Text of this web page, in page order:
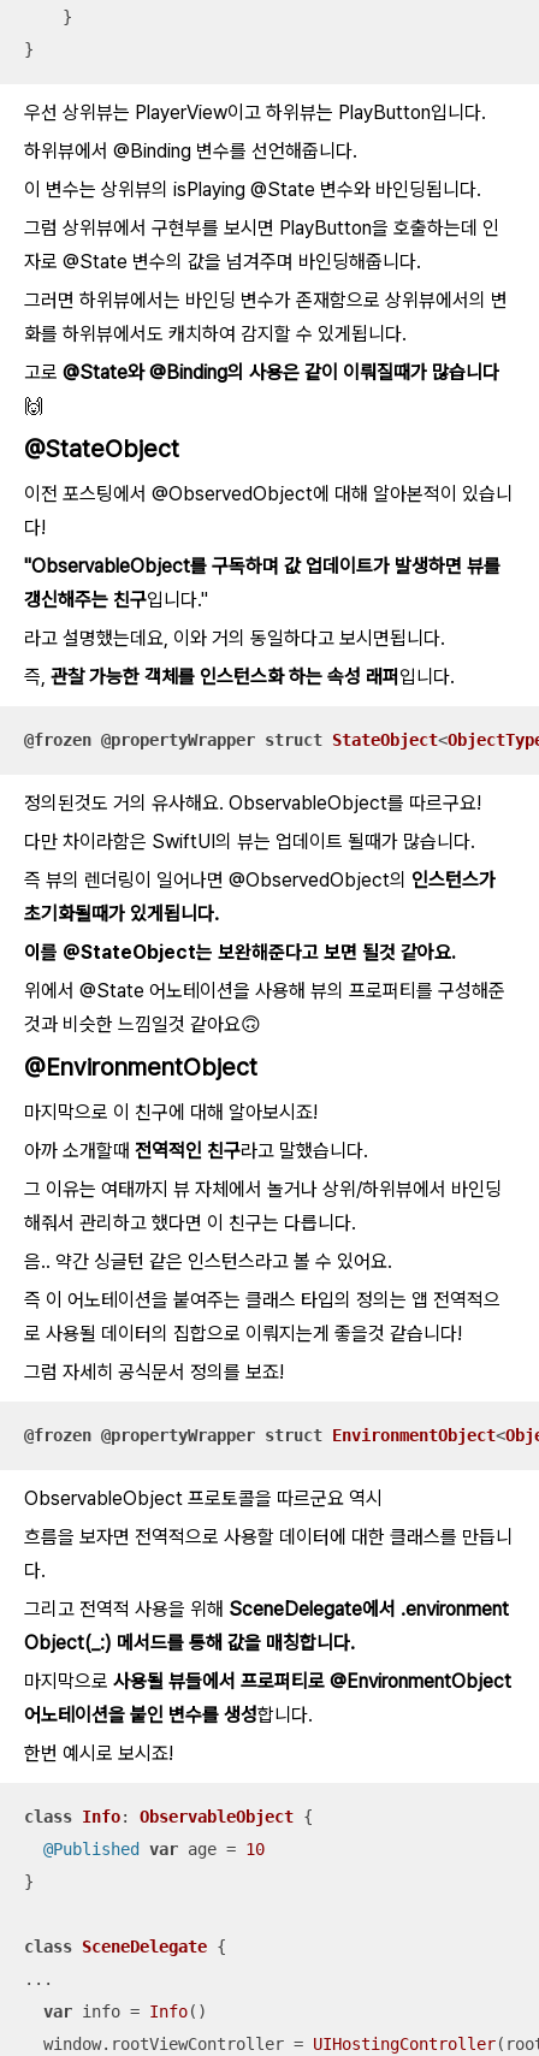
    }
}
우선 상위뷰는 PlayerView이고 하위뷰는 PlayButton입니다.
하위뷰에서 @Binding 변수를 선언해줍니다.
이 변수는 상위뷰의 isPlaying @State 변수와 바인딩됩니다.
그럼 상위뷰에서 구현부를 보시면 PlayButton을 호출하는데 인
자로 @State 변수의 값을 넘겨주며 바인딩해줍니다.
그러면 하위뷰에서는 바인딩 변수가 존재함으로 상위뷰에서의 변
화를 하위뷰에서도 캐치하여 감지할 수 있게됩니다.
고로 @State와 @Binding의 사용은 같이 이뤄질때가 많습니다
🙌
@StateObject
이전 포스팅에서 @ObservedObject에 대해 알아본적이 있습니
다!
"ObservableObject를 구독하며 값 업데이트가 발생하면 뷰를
갱신해주는 친구입니다."
라고 설명했는데요, 이와 거의 동일하다고 보시면됩니다.
즉, 관찰 가능한 객체를 인스턴스화 하는 속성 래퍼 입니다.
@frozen @propertyWrapper struct StateObject<
정의된것도 거의 유사해요. ObservableObject를 따르구요!
다만 차이라함은 SwiftUI의 뷰는 업데이트 될때가 많습니다.
즉 뷰의 렌더링이 일어나면 @ObservedObject의 인스턴스가
초기화될때가 있게됩니다.
이를 @StateObject는 보완해준다고 보면 될것 같아요.
위에서 @State 어노테이션을 사용해 뷰의 프로퍼티를 구성해준
것과 비슷한 느낌일것 같아요🙃
@EnvironmentObject
마지막으로 이 친구에 대해 알아보시죠!
아까 소개할때 전역적인 친구라고 말했습니다.
그 이유는 여태까지 뷰 자체에서 놀거나 상위/하위뷰에서 바인딩
해줘서 관리하고 했다면 이 친구는 다릅니다.
음.. 약간 싱글턴 같은 인스턴스라고 볼 수 있어요.
즉 이 어노테이션을 붙여주는 클래스 타입의 정의는 앱 전역적으
로 사용될 데이터의 집합으로 이뤄지는게 좋을것 같습니다!
그럼 자세히 공식문서 정의를 보죠!
@frozen @propertyWrapper struct EnvironmentObject<
ObservableObject 프로토콜을 따르군요 역시
흐름을 보자면 전역적으로 사용할 데이터에 대한 클래스를 만듭니
다.
그리고 전역적 사용을 위해 SceneDelegate에서 .environment
Object(_:) 메서드를 통해 값을 매칭합니다.
마지막으로 사용될 뷰들에서 프로퍼티로 @EnvironmentObject
어노테이션을 붙인 변수를 생성합니다.
한번 예시로 보시죠!
class Info: ObservableObject {
@Published
var age = 10
}
class SceneDelegate
...
var info = Info()
  window.rootViewController
= UIHostingController